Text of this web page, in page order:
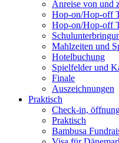
Anreise von und
Hop-on/Hop-off
Hop-on/Hop-off
Mahlzeiten und
Hotelbuchung
Spielfelder und
Finale
Auszeichnungen
Praktisch
Check-in,
Praktisch
Bambusa